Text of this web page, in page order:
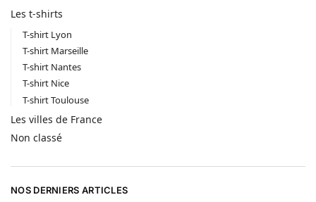
Les t-shirts
T-shirt Lyon
T-shirt Marseille
T-shirt Nantes
T-shirt Nice
T-shirt Toulouse
Les villes de France
Non classé
NOS DERNIERS ARTICLES